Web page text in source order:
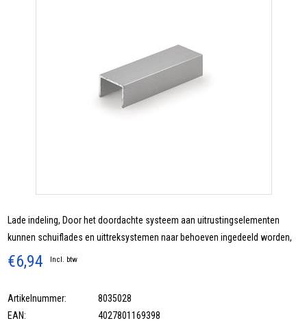
Lade indeling, Door het doordachte systeem aan uitrustingselementen
kunnen schuiflades en uittreksystemen naar behoeven ingedeeld worden,
€6,94 Incl. btw
Artikelnummer:
8035028
EAN:
4027801169398